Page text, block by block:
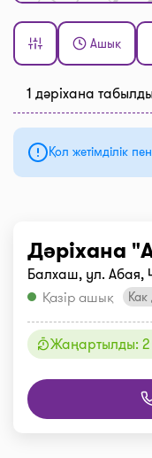
Ашық
1 дәріхана табылды
Қол жетімділік
Дәріхана
Балхаш, ул. Абая,
Қазір ашық
Как
Жаңартылды: 2